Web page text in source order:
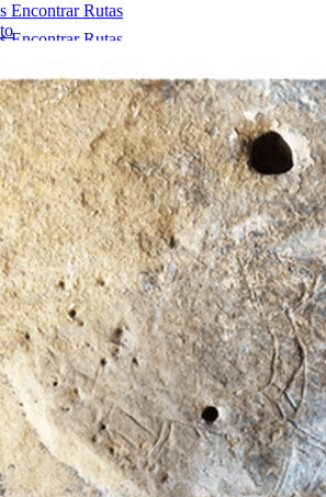
Encontrar Rutas
Français Deutsch Español
Encontrar Rutas